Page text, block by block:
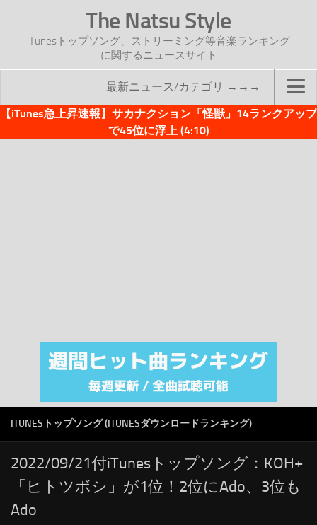
The Natsu Style
iTunesトップソング、ストリーミング等音楽ランキング
に関するニュースサイト
最新ニュース/カテゴリ →→→
TOP
注目カテゴリ
オリジナルiTunes週間トップソング
RSS
LINKS
【iTunes急上昇速報】サカナクション「怪獣」14ランクアップ
で45位に浮上 (4:10)
ITUNESトップソング (ITUNESダウンロードランキング)
2022/09/21付iTunesトップソング：KOH+
「ヒトツボシ」が1位！2位にAdo、3位も
Ado